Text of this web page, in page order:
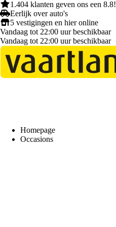
1.404 klanten geven ons een 8.8!
Eerlijk over auto's
5 vestigingen en hieronline
Vandaag tot 22:00 uur beschikbaar
Vandaag tot 22:00 uur beschikbaar
Homepage
Occasions